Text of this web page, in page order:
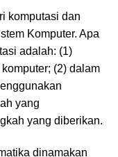
komputasi dan
Komputer. Apa
adalah: (1)
(2) dalam
yang
yang diberikan.
dinamakan